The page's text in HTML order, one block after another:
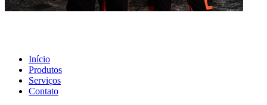
Início
Produtos
Serviços
Contato